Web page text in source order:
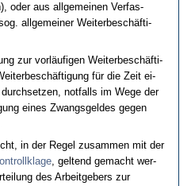
oder aus all­ge­mei­nen Ver­fas­
all­ge­mei­ner Wei­ter­beschäfti­
zur vorläufi­gen Wei­ter­beschäfti­
für die Zeit ei­
not­falls im We­ge der
ei­nes Zwangs­gel­des ge­gen
in der Re­gel zu­sam­men mit der
, gel­tend ge­macht wer­
des Ar­beit­ge­bers zur